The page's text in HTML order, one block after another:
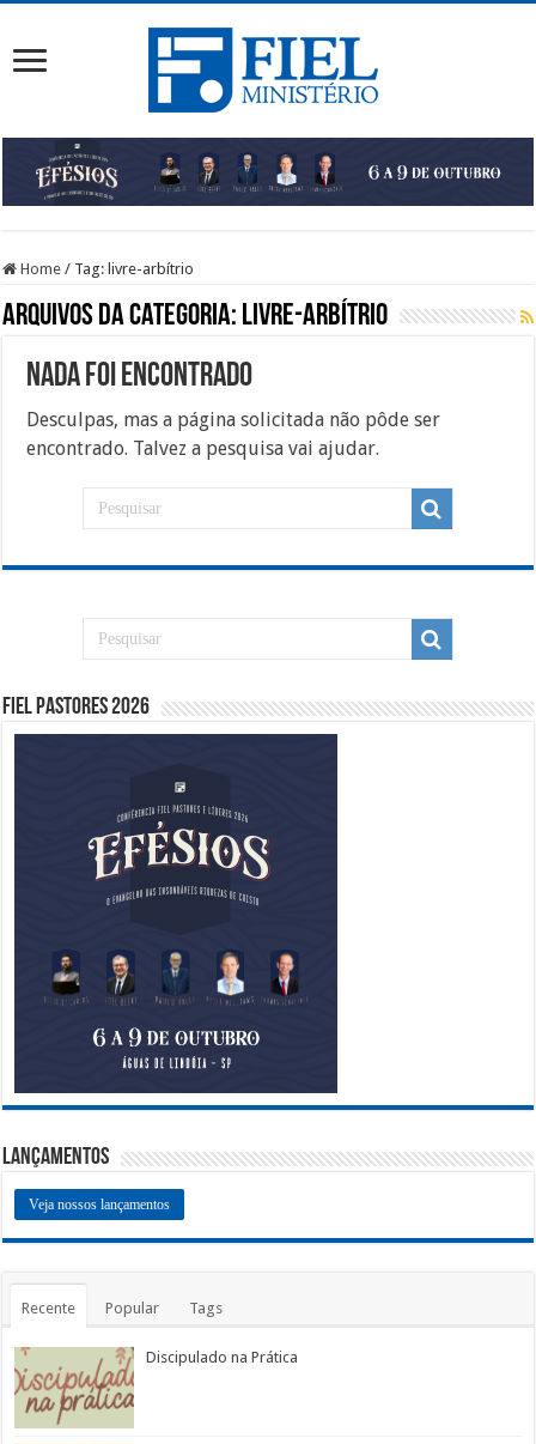
Home / Tag: livre-arbítrio
Arquivos da categoria: livre-arbítrio
Nada foi Encontrado
Desculpas, mas a página solicitada não pôde ser
encontrado. Talvez a pesquisa vai ajudar.
Fiel Pastores 2026
Lançamentos
Veja nossos lançamentos
Recente Popular Tags
Discipulado na Prática